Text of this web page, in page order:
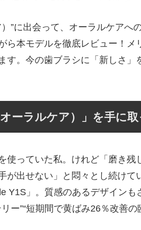
”に出会って、オーラルケアへ
ら本モデルを徹底レビュー！メ
す。今の歯ブラシに「新しさ」
ーラルケア）」を手に取
使っていた私。けれど「磨き残
が出せない」と悶々とし続けて
Y1S」。質感のあるデザインも
ー”“短期間で黄ばみ26％改善